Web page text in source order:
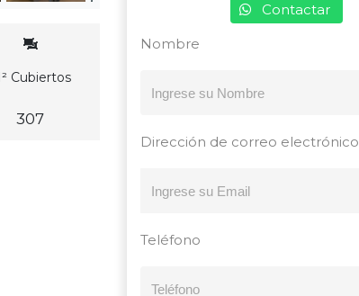
Cubiertos
307
Contactar
Nombre
Dirección de correo electrónico
Teléfono